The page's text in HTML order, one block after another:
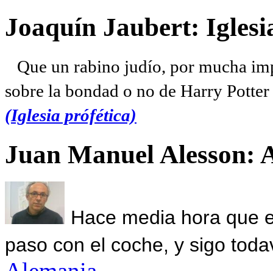
Joaquín Jaubert:
Que un rabino judío, por mucha
sobre la bondad o no de Harry
(Iglesia prófética)
Juan Manuel Alesson:
Hace media hora que
paso con el coche, y sigo